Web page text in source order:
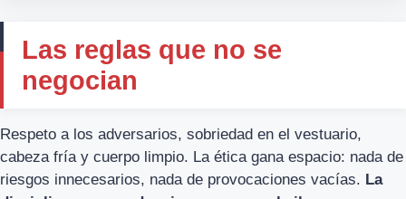
Las reglas que no se
negocian
Respeto a los adversarios, sobriedad en el vestuario,
cabeza fría y cuerpo limpio. La ética gana espacio: nada de
riesgos innecesarios, nada de provocaciones vacías. La